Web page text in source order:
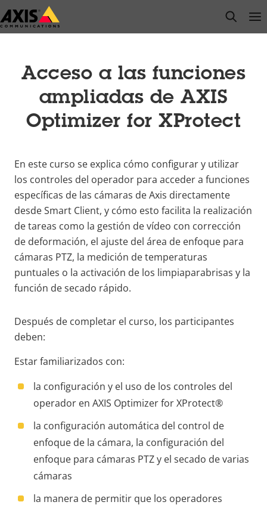
Saltar
al
open
Acceso a las funciones
ampliadas de AXIS
Optimizer for XProtect
En este curso se explica cómo configurar y utilizar
los controles del operador para acceder a funciones
específicas de las cámaras de Axis directamente
desde Smart Client, y cómo esto facilita la realización
de tareas como la gestión de vídeo con corrección
de deformación, el ajuste del área de enfoque para
cámaras PTZ, la medición de temperaturas
puntuales o la activación de los limpiaparabrisas y la
función de secado rápido.
Después de completar el curso, los participantes
deben:
Estar familiarizados con:
la configuración y el uso de los controles del
operador en AXIS Optimizer for XProtect®
la configuración automática del control de
enfoque de la cámara, la configuración del
enfoque para cámaras PTZ y el secado de varias
cámaras
la manera de permitir que los operadores